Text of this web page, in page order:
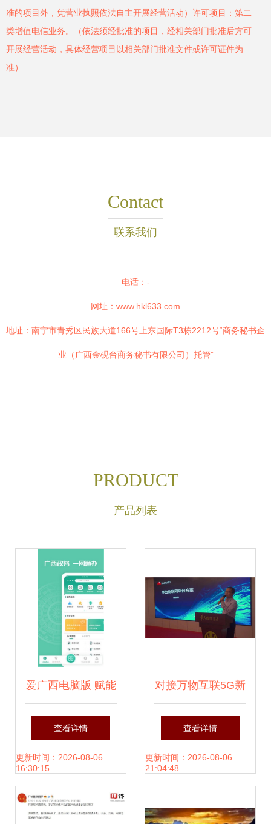
准的项目外，凭营业执照依法自主开展经营活动）许可项目：第二
类增值电信业务。（依法须经批准的项目，经相关部门批准后方可
开展经营活动，具体经营项目以相关部门批准文件或许可证件为
准）
Contact
联系我们
电话：-
网址： www.hkl633.com
地址：南宁市青秀区民族大道166号上东国际T3栋2212号“商务秘书企
业（广西金砚台商务秘书有限公司）托管”
PRODUCT
产品列表
爱广西电脑版 赋能
广西软件开发的新
篇章
查看详情
更新时间：2026-08-06
16:30:15
对接万物互联5G新
时代 广西企业发
布“混沌数据”项
查看详情
更新时间：2026-08-06
21:04:48